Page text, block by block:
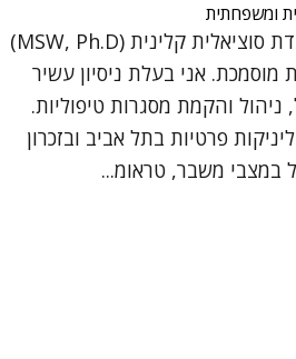
ומשפחתית
שמי ד"ר תלמה כהן, עובדת סוציאלית קלינית (MSW, Ph.D)
מוסמכת. אני בעלת ניסיון עשיר
ניהול והקמת מסגרות טיפוליות.
פרטיות בתל אביב ובזכרון
במצבי משבר, טראומ...